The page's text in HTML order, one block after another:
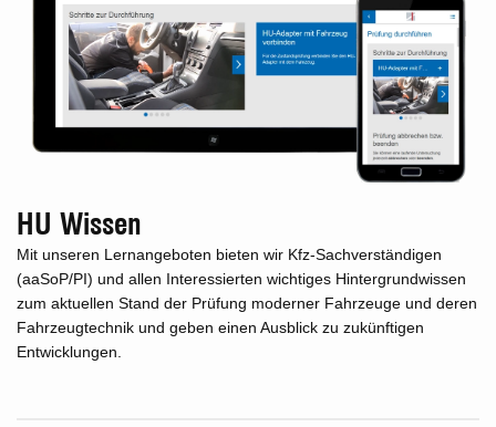
HU Wissen
Mit unseren Lernangeboten bieten wir Kfz-Sachverständigen
(aaSoP/PI) und allen Interessierten wichtiges Hintergrundwissen
zum aktuellen Stand der Prüfung moderner Fahrzeuge und deren
Fahrzeugtechnik und geben einen Ausblick zu zukünftigen
Entwicklungen.